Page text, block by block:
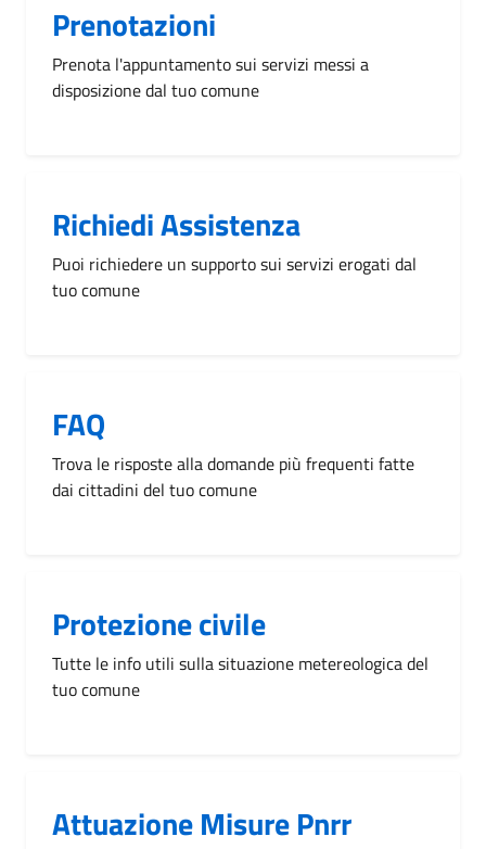
Prenotazioni
Prenota l'appuntamento sui servizi messi a
disposizione dal tuo comune
Richiedi Assistenza
Puoi richiedere un supporto sui servizi erogati dal
tuo comune
FAQ
Trova le risposte alla domande più frequenti fatte
dai cittadini del tuo comune
Protezione civile
Tutte le info utili sulla situazione metereologica del
tuo comune
Attuazione Misure Pnrr